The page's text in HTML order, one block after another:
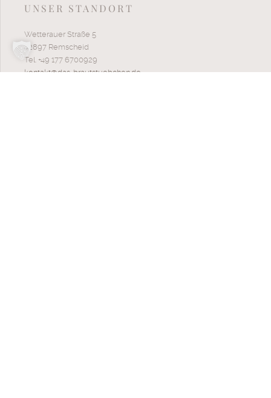
UNSER STANDORT
Wetterauer Straße 5
42897 Remscheid
Tel. +49 177 6700929
kontakt@das-brautstuebchen.de